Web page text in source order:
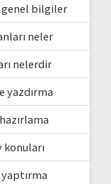
genel bilgiler
neler
nelerdir
yazdırma